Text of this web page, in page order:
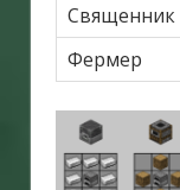
Священник
Фермер